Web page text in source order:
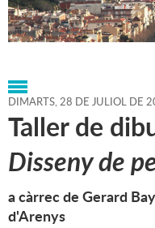
Portada > Agenda > 28-
2026 > Marcs > Culturals
DIMARTS,28 DE JULIOL DE
Taller de
Disseny de
a càrrec de Gerard
d'Arenys